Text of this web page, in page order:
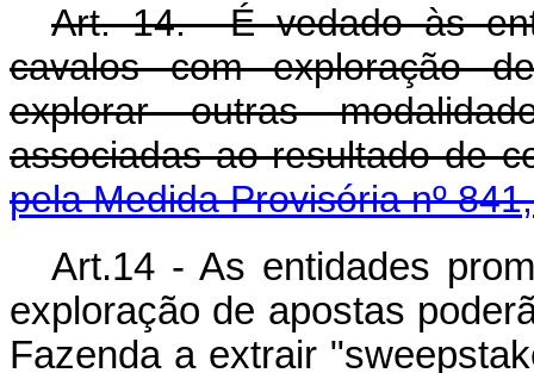
Art. 14. Évedado às
cavalos com exploração
explorar outras
associadas ao resultado de
pela Medida Provisória nº
Art.14 - As entidades
exploração de apostas
Fazenda a extrair